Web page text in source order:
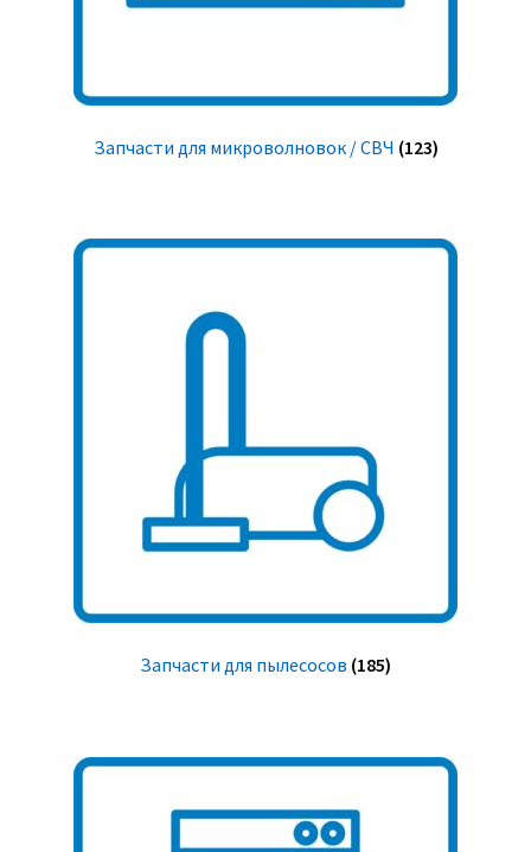
Запчасти для микроволновок / СВЧ (123)
Запчасти для пылесосов (185)